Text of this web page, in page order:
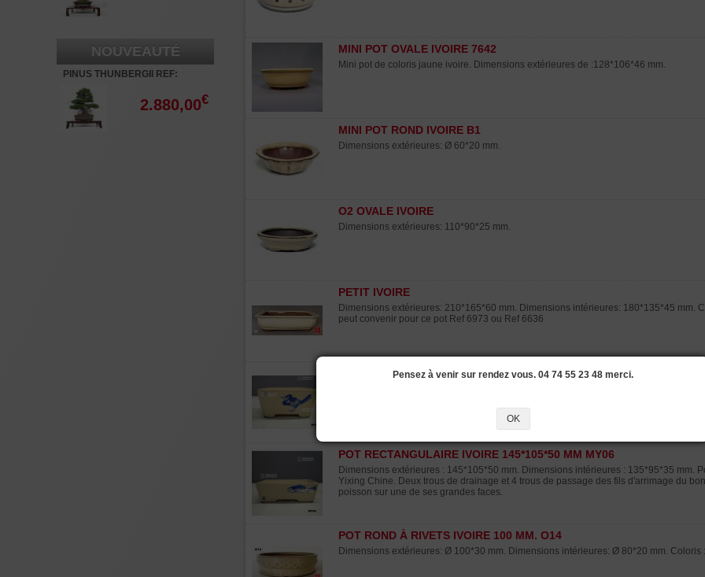
NOUVEAUTÉ
PINUS THUNBERGII REF:
2.880,00€
MINI POT OVALE IVOIRE 7642
Mini pot de coloris jaune ivoire. Dimensions extérieures de :128*106*46 mm.
MINI POT ROND IVOIRE B1
Dimensions extérieures: Ø 60*20 mm.
O2 OVALE IVOIRE
Dimensions extérieures: 110*90*25 mm.
PETIT IVOIRE
Dimensions extérieures: 210*165*60 mm. Dimensions intérieures: 180*135*45 mm.
peut convenir pour ce pot Ref 6973 ou Ref 6636
POT CARRE IVOIRE 120*120*60 MM MY05
Dimensions extérieures : 120*120*60 mm. Dimensions intérieures : 110*110*45
Yixing Chine. Un trou de drainage et 4 trous de passage des fils d'arrimage du
POT RECTANGULAIRE IVOIRE 145*105*50 MM MY06
Dimensions extérieures : 145*105*50 mm. Dimensions intérieures : 135*95*35 mm.
Yixing Chine. Deux trous de drainage et 4 trous de passage des fils d'arrimage du
poisson sur une de ses grandes faces.
POT ROND À RIVETS IVOIRE 100 MM. O14
Dimensions extérieures: Ø 100*30 mm. Dimensions intérieures: Ø 80*20 mm. Coloris
Pensez à venir sur rendez vous. 04 74 55 23 48 merci.
OK